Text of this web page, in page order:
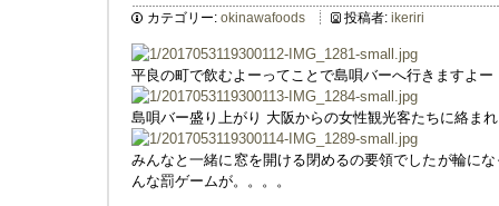
カテゴリー: okinawafoods 投稿者: ikeriri
平良の町で飲むよーってことで島唄バーへ行きますよー
島唄バー盛り上がり 大阪からの女性観光客たちに絡ま
みんなと一緒に窓を開ける閉めるの要領でしたが輪に
んな罰ゲームが。。。。